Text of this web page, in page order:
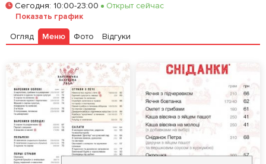
Залишити відгук
Сегодня: 10:00-23:00 Открыт сейчас
Показать график
Огляд Меню Фото Відгуки